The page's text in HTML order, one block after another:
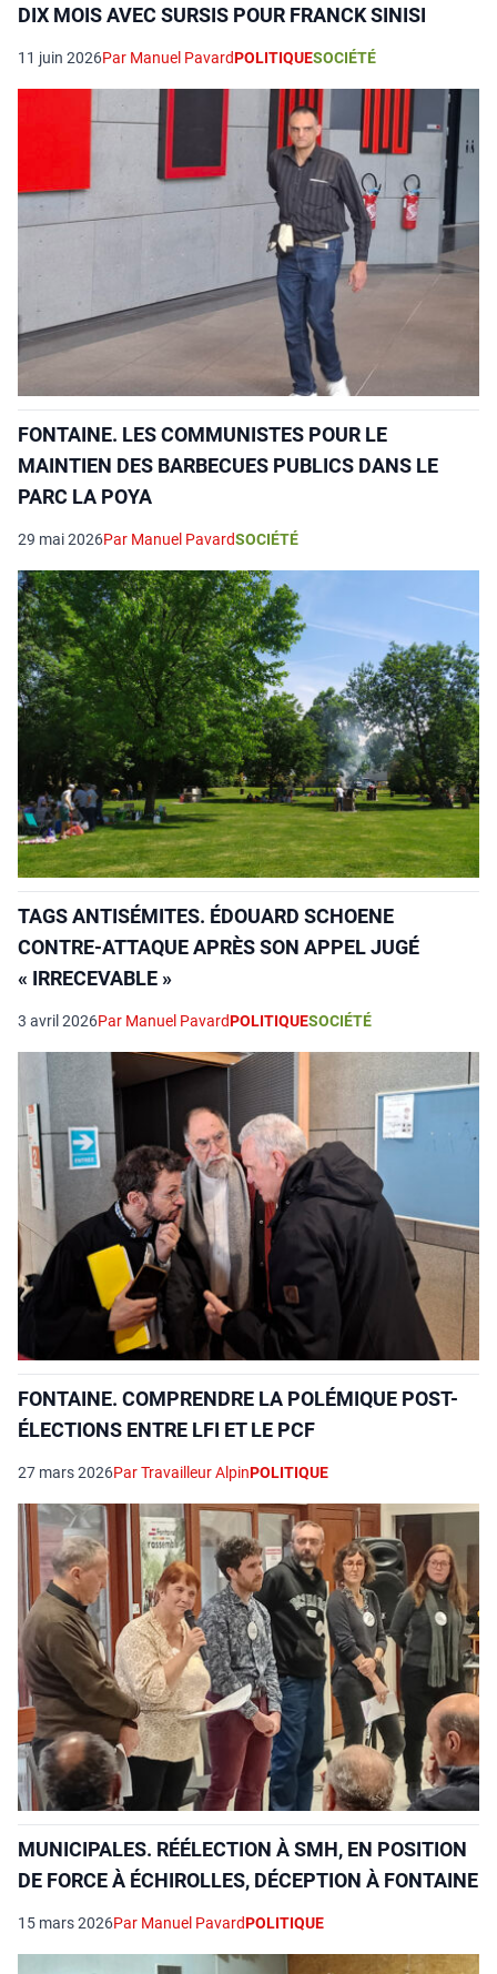
DIX MOIS AVEC SURSIS POUR FRANCK SINISI
11 juin 2026Par Manuel PavardPOLITIQUESOCIÉTÉ
FONTAINE. LES COMMUNISTES POUR LE
MAINTIEN DES BARBECUES PUBLICS DANS LE
PARC LA POYA
29 mai 2026Par Manuel PavardSOCIÉTÉ
TAGS ANTISÉMITES. ÉDOUARD SCHOENE
CONTRE-ATTAQUE APRÈS SON APPEL JUGÉ
« IRRECEVABLE »
3 avril 2026Par Manuel PavardPOLITIQUESOCIÉTÉ
FONTAINE. COMPRENDRE LA POLÉMIQUE POST-
ÉLECTIONS ENTRE LFI ET LE PCF
27 mars 2026Par Travailleur AlpinPOLITIQUE
MUNICIPALES. RÉÉLECTION À SMH, EN POSITION
DE FORCE À ÉCHIROLLES, DÉCEPTION À FONTAINE
15 mars 2026Par Manuel PavardPOLITIQUE